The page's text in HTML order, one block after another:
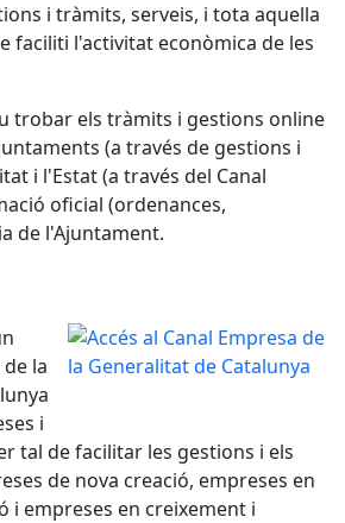
i tràmits, serveis, i tota aquella
faciliti l'activitat econòmica de les
trobar els tràmits i gestions online
(a través de gestions i
i l'Estat (a través del Canal
oficial (ordenances,
de l'Ajuntament.
la
i
tal de facilitar les gestions i els
de nova creació, empreses en
i empreses en creixement i